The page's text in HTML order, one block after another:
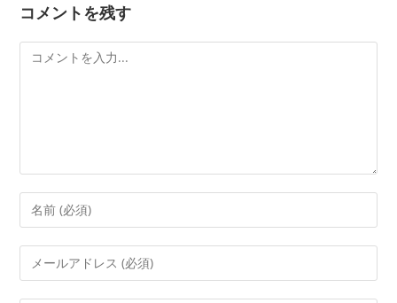
コメントを残す